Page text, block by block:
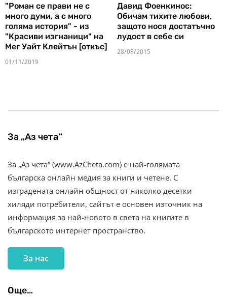
"Роман се прави не с
много думи, а с много
голяма история" - из
"Красиви изгнаници" на
Мег Уайт Клейтън [откъс]
01/11/2019
Давид Фоенкинос:
Обичам тихите любови,
защото нося достатъчно
лудост в себе си
28/08/2015
За „Аз чета“
За „Аз чета“ (www.AzCheta.com) е най-голямата
българска онлайн медия за книги и четене. С
изградената онлайн общност от няколко десетки
хиляди потребители, сайтът е основен източник на
информация за най-новото в света на книгите в
българското интернет пространство.
За нас
Още…